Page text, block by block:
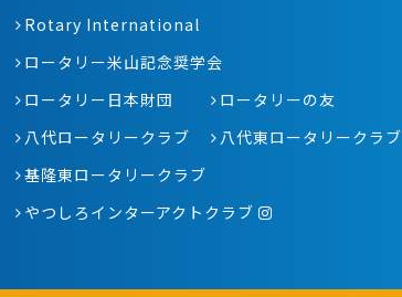
Rotary International
ロータリー米山記念奨学会
ロータリー日本財団
ロータリーの友
八代ロータリークラブ
八代東ロータリークラブ
基隆東ロータリークラブ
やつしろインターアクトクラブ